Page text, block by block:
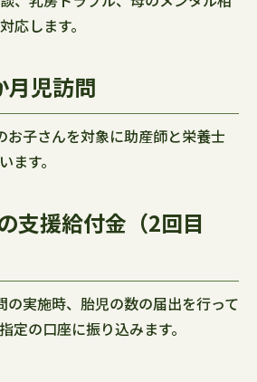
応します。
月児訪問
お子さんを対象に助産師と栄養士
ます。
支援給付金（2回目
の実施時、胎児の数の届出を行って
定の口座に振り込みます。